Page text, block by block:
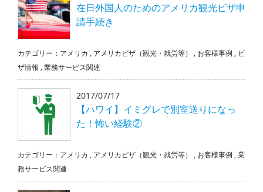
在日外国人のためのアメリカ観光ビザ申
請手続き
カテゴリー： アメリカ , アメリカビザ（観光・就労等） , お客様事例 , ビ
ザ情報 , 業務サービス関連
2017/07/17
【ハワイ】イミグレで別室送りになっ
た！怖い経験②
カテゴリー： アメリカ , アメリカビザ（観光・就労等） , お客様事例 , 業
務サービス関連